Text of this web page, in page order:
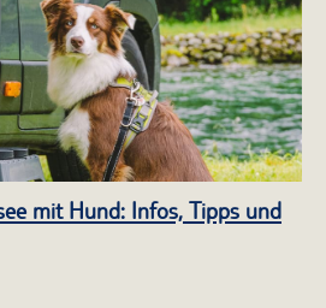
mit Hund: Infos, Tipps und